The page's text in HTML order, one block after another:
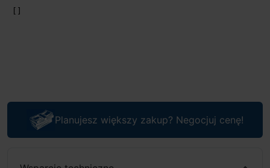
Planujesz większy zakup? Negocjuj cenę!